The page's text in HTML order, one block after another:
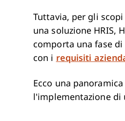
Tuttavia, per gli
una soluzione HRIS,
comporta una fase
con i requisiti
Ecco una
l'implementazione